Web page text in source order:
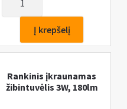
Rankinis
įkraunamas
žibintuvėlis
LED/
Į krepšelį
Rankinis įkraunamas
žibintuvėlis 3W, 180lm